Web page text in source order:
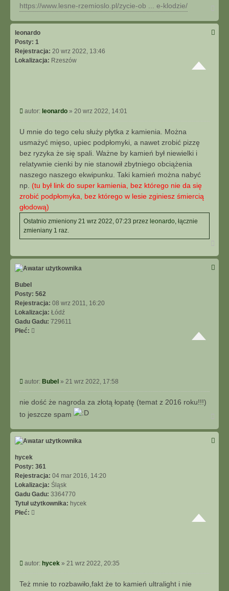
https://www.lesne-rzemioslo.pl/zycie-ob ... e-klodzie/
g
ó
leonardo
Posty: 1
Rejestracja: 20 wrz 2022, 13:46
Lokalizacja: Rzeszów
P
s
autor: leonardo » 20 wrz 2022, 14:01
U mnie do tego celu służy płytka z kamienia. Można
usmażyć mięso, upiec podpłomyki, a nawet zrobić pizzę
bez ryzyka że się spali. Ważne by kamień był niewielki i
relatywnie cienki by nie stanowił zbytniego obciążenia
naszego naszego ekwipunku. Taki kamień można nabyć
np. (tu był link do super kamienia, bez którego nie da się
zrobić podpłomyka, bez którego w lesie zginiesz śmiercią
głodową)
Ostatnio zmieniony 21 wrz 2022, 07:23 przez leonardo, łącznie
zmieniany 1 raz.
g
ó
Bubel
Posty: 562
Rejestracja: 08 wrz 2011, 16:20
Lokalizacja: Łódź
Gadu Gadu: 729611
Płeć:
P
o
s
autor: Bubel » 21 wrz 2022, 17:58
nie dość że nagroda za złotą łopatę (temat z 2016 roku!!!)
to jeszcze spam
g
ó
hycek
Posty: 361
Rejestracja: 04 mar 2016, 14:20
Lokalizacja: Śląsk
Gadu Gadu: 3364770
Tytuł użytkownika: hycek
Płeć:
P
s
autor: hycek » 21 wrz 2022, 20:35
Też mnie to rozbawiło,fakt że to kamień ultralight i nie